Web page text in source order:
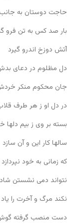
حاجت دوستان به
بار صد کس به تن فرو
آتش دوزخ اندرو گیرد
دل مظلوم در دعای
جان محکوم منکر
در دل او ز هر طرف
بسته بر وی ز بیم دلها
سالها کار این و آن سازد
که زمانی به خود نپردازد
نتواند دمی نشستن شاد
نکند مرگ و آخرت را یاد
دست منصب گرفته گوش